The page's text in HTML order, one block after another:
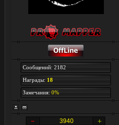
Сообщений: 2182
Награды: 18
Замечания: 0%
3940